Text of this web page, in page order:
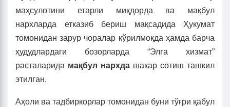
маҳсулотини етарли миқдорда ва мақбул
нархларда етказиб бериш мақсадида Ҳукумат
томонидан зарур чоралар кўрилмоқда ҳамда барча
ҳудудлардаги бозорларда “Элга хизмат”
расталарида мақбул нархда шакар сотиш ташкил
этилган.
Аҳоли ва тадбиркорлар томонидан буни тўғри қабул